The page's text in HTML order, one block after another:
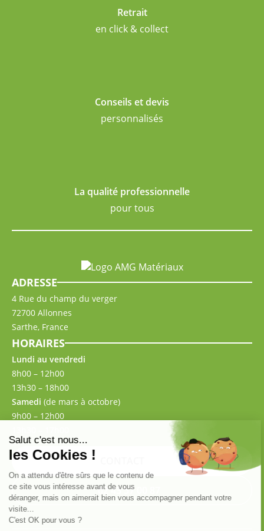
Retrait
en click & collect
Conseils et devis
personnalisés
La qualité professionnelle
pour tous
ADRESSE
4 Rue du champ du verger
72700 Allonnes
Sarthe, France
HORAIRES
Lundi au vendredi
8h00 – 12h00
13h30 – 18h00
Samedi (de mars à octobre)
9h00 – 12h00
02 43 57 00 87